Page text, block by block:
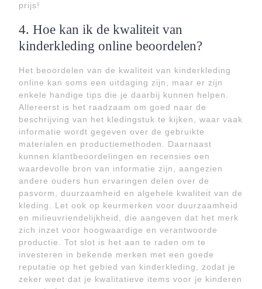
prijs!
4. Hoe kan ik de kwaliteit van
kinderkleding online beoordelen?
Het beoordelen van de kwaliteit van kinderkleding
online kan soms een uitdaging zijn, maar er zijn
enkele handige tips die je daarbij kunnen helpen.
Allereerst is het raadzaam om goed naar de
beschrijving van het kledingstuk te kijken, waar vaak
informatie wordt gegeven over de gebruikte
materialen en productiemethoden. Daarnaast
kunnen klantbeoordelingen en recensies een
waardevolle bron van informatie zijn, aangezien
andere ouders hun ervaringen delen over de
pasvorm, duurzaamheid en algehele kwaliteit van de
kleding. Let ook op keurmerken voor duurzaamheid
en milieuvriendelijkheid, die aangeven dat het merk
zich inzet voor hoogwaardige en verantwoorde
productie. Tot slot is het aan te raden om te
investeren in bekende merken met een goede
reputatie op het gebied van kinderkleding, zodat je
zeker weet dat je kwalitatieve items voor je kinderen